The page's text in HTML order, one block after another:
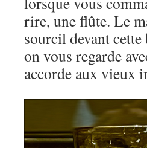
rire, une flûte. Le
sourcil devant
on vous regarde
accorde aux vieux